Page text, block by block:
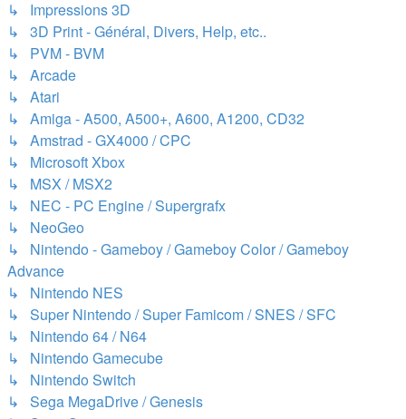
↳ Impressions 3D
↳ 3D Print - Général, Divers, Help, etc..
↳ PVM - BVM
↳ Arcade
↳ Atari
↳ Amiga - A500, A500+, A600, A1200, CD32
↳ Amstrad - GX4000 / CPC
↳ Microsoft Xbox
↳ MSX / MSX2
↳ NEC - PC Engine / Supergrafx
↳ NeoGeo
↳ Nintendo - Gameboy / Gameboy Color / Gameboy
Advance
↳ Nintendo NES
↳ Super Nintendo / Super Famicom / SNES / SFC
↳ Nintendo 64 / N64
↳ Nintendo Gamecube
↳ Nintendo Switch
↳ Sega MegaDrive / Genesis